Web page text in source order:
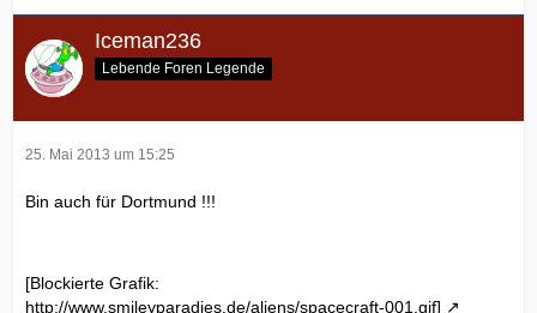
Iceman236
Lebende Foren Legende
25. Mai 2013 um 15:25
Bin auch für Dortmund !!!
[Blockierte Grafik:
http://www.smileyparadies.de/aliens/spacecraft-001.gif]